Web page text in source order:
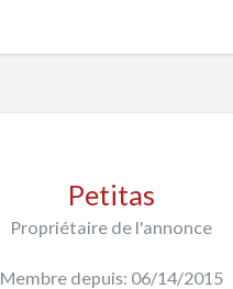
Petitas
Propriétaire de l'annonce
Membre depuis: 06/14/2015